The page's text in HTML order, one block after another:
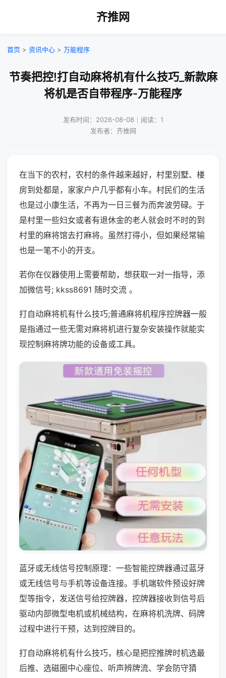
齐推网
首页 > 资讯中心 > 万能程序
节奏把控!打自动麻将机有什么技巧_新款麻
将机是否自带程序-万能程序
发布时间：2026-08-08｜阅读：1
发布者：齐推网
在当下的农村，农村的条件越来越好，村里别墅、楼
房到处都是，家家户户几乎都有小车。村民们的生活
也是过小康生活，不再为一日三餐为而奔波劳碌。于
是村里一些妇女或者有退休金的老人就会时不时的到
村里的麻将馆去打麻将。虽然打得小，但如果经常输
也是一笔不小的开支。
若你在仪器使用上需要帮助，想获取一对一指导，添
加微信号; kkss8691 随时交流 。
打自动麻将机有什么技巧;普通麻将机程序控牌器一般
是指通过一些无需对麻将机进行复杂安装操作就能实
现控制麻将牌功能的设备或工具。
蓝牙或无线信号控制原理：一些智能控牌器通过蓝牙
或无线信号与手机等设备连接。手机端软件预设好牌
型等指令，发送信号给控牌器，控牌器接收到信号后
驱动内部微型电机或机械结构，在麻将机洗牌、码牌
过程中进行干预，达到控牌目的。
打自动麻将机有什么技巧，核心是把控推牌时机选最
后推、选磁圈中心座位、听声辨牌流、学会防守猜